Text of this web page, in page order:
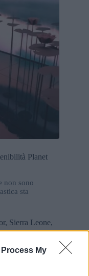
Process My
Planet
non sono
sta
Sierra Leone,